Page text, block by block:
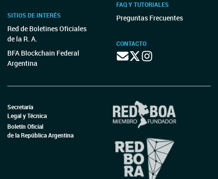
SITIOS DE INTERÉS
Red de Boletines Oficiales
de la R. A.
BFA Blockchain Federal
Argentina
FAQ Y TUTORIALES
Preguntas Frecuentes
CONTACTO
Secretaría
Legal y Técnica
Boletín Oficial
de la República Argentina